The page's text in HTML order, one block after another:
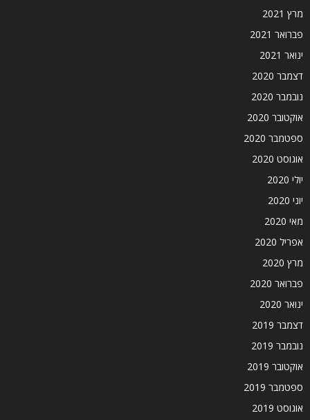
מרץ 2021
פברואר 2021
ינואר 2021
דצמבר 2020
נובמבר 2020
אוקטובר 2020
ספטמבר 2020
אוגוסט 2020
יולי 2020
יוני 2020
מאי 2020
אפריל 2020
מרץ 2020
פברואר 2020
ינואר 2020
דצמבר 2019
נובמבר 2019
אוקטובר 2019
ספטמבר 2019
אוגוסט 2019